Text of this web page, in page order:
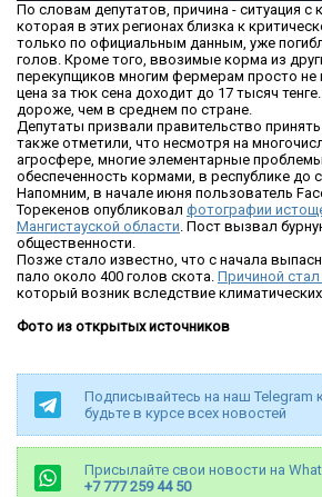
По словам депутатов, причина - ситуация с
которая в этих регионах близка к
только по официальным данным, уже
голов. Кроме того, ввозимые корма из
перекупщиков многим фермерам просто не
цена за тюк сена доходит до 17 тысяч
дороже, чем в среднем по стране.
Депутаты призвали правительство
также отметили, что несмотря на
агросфере, многие элементарные
обеспеченность кормами, в республике до
Напомним, в начале июня пользователь
Торекенов опубликовал фотографии
Мангистауской области. Пост вызвал
общественности.
Позже стало известно, что с начала
пало около 400 голов скота. Причиной
который возник вследствие
Фото из открытых источников
Подписывайтесь на наш Telegram
будьте в курсе всех новостей
Присылайте свои новости на
+7 777 259 44 50